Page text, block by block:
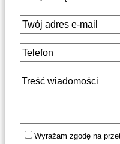
Wyrażam zgodę na